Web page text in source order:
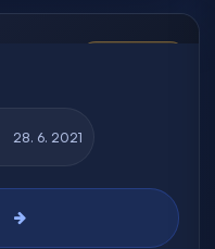
28. 6. 2021